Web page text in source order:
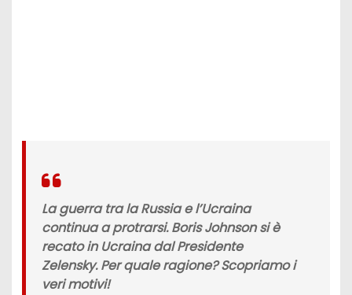
Laguerra tra la Russia e l’Ucraina
continua a protrarsi. Boris Johnson si è
recato in Ucraina dal Presidente
Zelensky. Per quale ragione? Scopriamo i
veri motivi!